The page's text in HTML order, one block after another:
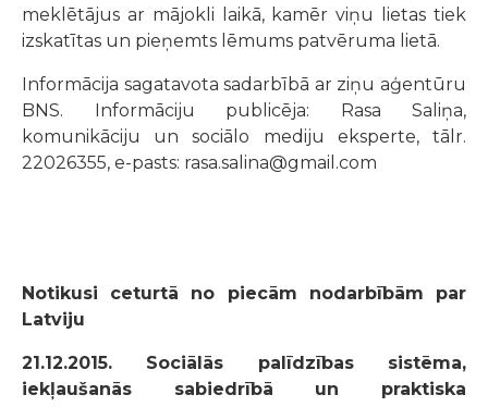
meklētājus ar mājokli laikā, kamēr viņu lietas tiek
izskatītas un pieņemts lēmums patvēruma lietā.
Informācija sagatavota sadarbībā ar ziņu aģentūru
BNS. Informāciju publicēja: Rasa Saliņa,
komunikāciju un sociālo mediju eksperte, tālr.
22026355, e-pasts: rasa.salina@gmail.com
Notikusi ceturtā no piecām nodarbībām par
Latviju
21.12.2015. Sociālās palīdzības sistēma,
iekļaušanās sabiedrībā un praktiska